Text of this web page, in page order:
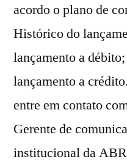
acordo o plano de
Histórico do
lançamento a
lançamento a
entre em contato
Gerente de
institucional da